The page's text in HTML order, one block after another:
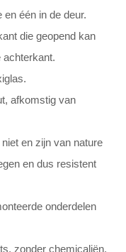
één in de deur.
die geopend kan
achterkant.
afkomstig van
en zijn van nature
en dus resistent
onderdelen
zonder chemicaliën.